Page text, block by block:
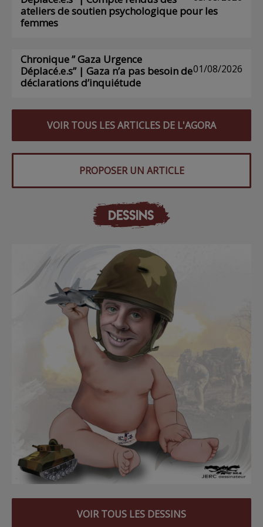
ateliers de soutien psychologique pour les
femmes
01/08/2026
Chronique ” Gaza Urgence
Déplacé.e.s” | Gaza n’a pas besoin de
déclarations d’inquiétude
VOIR TOUS LES ARTICLES DE L'AGORA
PROPOSER UN ARTICLE
DESSINS
VOIR TOUS LES DESSINS